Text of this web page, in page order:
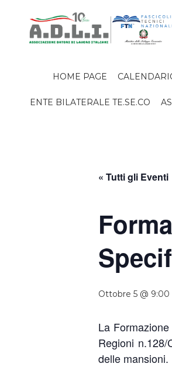
HOME PAGE
ENTE BILATERALE TE.SE.CO
« Tutti gli Eventi
Ottobre 5 @ 9:00
La
Regioni
delle mansioni.